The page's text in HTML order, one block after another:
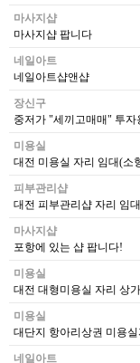
마사지샵
마사지샵 팝니다
네일아트
네일아트샵앤샵
장신구
중저가 "세끼고매매" 투
미용실
대전 미용실 자리 임대(소
피부관리샵
대전 피부관리샵 자리 임대
마사지샵
포항에 있는 샵 팝니다!
미용실
대전 대형미용실 자리 상
미용실
대단지 항아리상권 미용실
네일아트